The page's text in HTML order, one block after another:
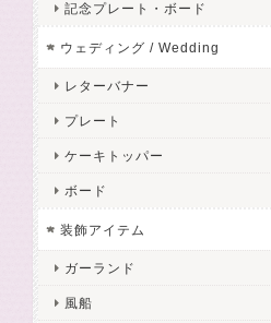
記念プレート・ボード
ウェディング / Wedding
レターバナー
プレート
ケーキトッパー
ボード
装飾アイテム
ガーランド
風船